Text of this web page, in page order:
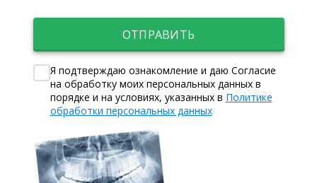
ОТПРАВИТЬ
Я подтверждаю ознакомление и даю Согласие
на обработку моих персональных данных в
порядке и на условиях, указанных в Политике
обработки персональных данных